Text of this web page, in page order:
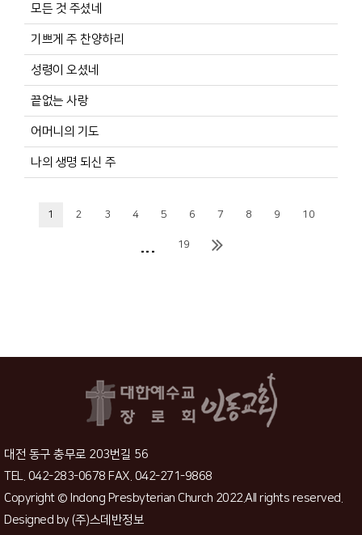
모든 것 주셨네
기쁘게 주 찬양하리
성령이 오셨네
끝없는 사랑
어머니의 기도
나의 생명 되신 주
1 2 3 4 5 6 7 8 9 10
... 19
대전 동구 충무로 203번길 56
TEL. 042-283-0678 FAX. 042-271-9868
Copyright © Indong Presbyterian Church 2022.All rights reserved.
Designed by(주)스데반정보